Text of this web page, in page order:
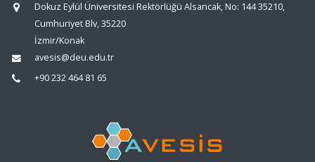
Dokuz Eylül Üniversitesi Rektörlüğü Alsancak, No: 144 35210,
Cumhuriyet Blv, 35220
İzmir/Konak
avesis@deu.edu.tr
+90 232 464 81 65